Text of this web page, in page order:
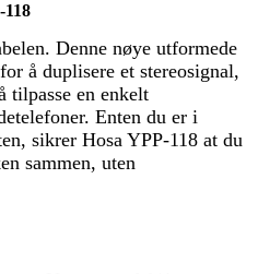
Denne nøye utformede
å duplisere et stereosignal,
tilpasse en enkelt
Enten du er i
sikrer Hosa YPP-118 at du
sammen, uten